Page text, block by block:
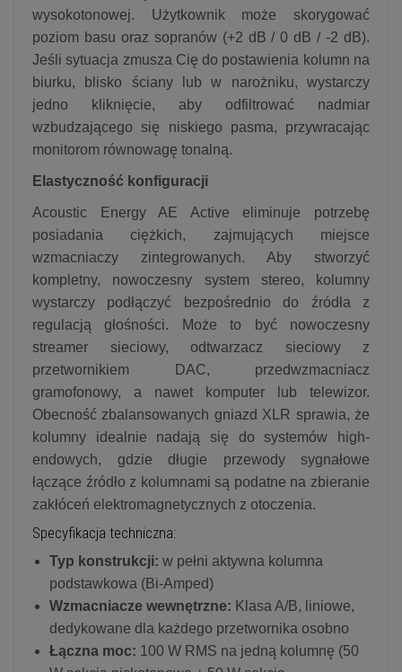
wysokotonowej. Użytkownik może skorygować
poziom basu oraz sopranów (+2 dB / 0 dB / -2 dB).
Jeśli sytuacja zmusza Cię do postawienia kolumn na
biurku, blisko ściany lub w narożniku, wystarczy
jedno kliknięcie, aby odfiltrować nadmiar
wzbudzającego się niskiego pasma, przywracając
monitorom równowagę tonalną.
Elastyczność konfiguracji
Acoustic Energy AE Active eliminuje potrzebę
posiadania ciężkich, zajmujących miejsce
wzmacniaczy zintegrowanych. Aby stworzyć
kompletny, nowoczesny system stereo, kolumny
wystarczy podłączyć bezpośrednio do źródła z
regulacją głośności. Może to być nowoczesny
streamer sieciowy, odtwarzacz sieciowy z
przetwornikiem DAC, przedwzmacniacz
gramofonowy, a nawet komputer lub telewizor.
Obecność zbalansowanych gniazd XLR sprawia, że
kolumny idealnie nadają się do systemów high-
endowych, gdzie długie przewody sygnałowe
łączące źródło z kolumnami są podatne na zbieranie
zakłóceń elektromagnetycznych z otoczenia.
Specyfikacja techniczna:
Typ konstrukcji: w pełni aktywna kolumna
podstawkowa (Bi-Amped)
Wzmacniacze wewnętrzne: Klasa A/B, liniowe,
dedykowane dla każdego przetwornika osobno
Łączna moc: 100 W RMS na jedną kolumnę (50